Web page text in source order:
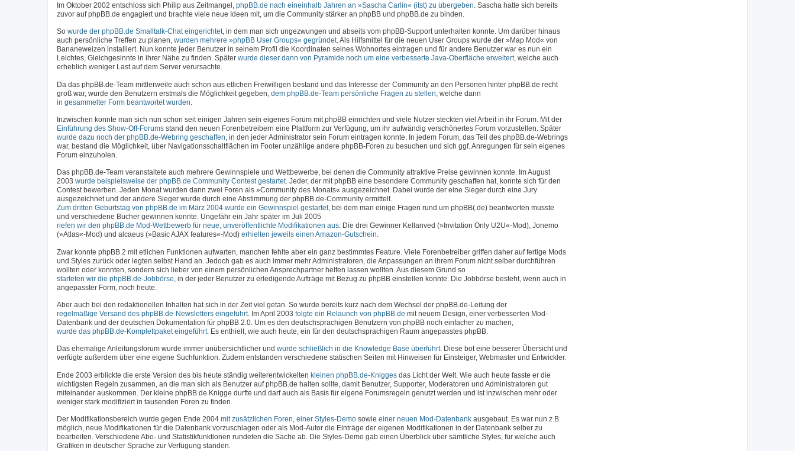
Im Oktober 2002 entschloss sich Philip aus Zeitmangel, phpBB.de nach eineinhalb Jahren an »Sascha Carlin« (itst) zu übergeben . Sascha hatte sich bereits
zuvor auf phpBB.de engagiert und brachte viele neue Ideen mit, um die Community stärker an phpBB und phpBB.de zu binden.
So wurde der phpBB.de Smalltalk-Chat eingerichtet, in dem man sich ungezwungen und abseits vom phpBB-Support unterhalten konnte. Um darüber hinaus
auch persönliche Treffen zu planen, wurden mehrere »phpBB User Groups« gegründet. Als Hilfsmittel für die neuen User Groups wurde der »Map Mod« von
Bananeweizen installiert. Nun konnte jeder Benutzer in seinem Profil die Koordinaten seines Wohnortes eintragen und für andere Benutzer war es nun ein
Leichtes, Gleichgesinnte in ihrer Nähe zu finden. Später wurde dieser dann von Pyramide noch um eine verbesserte Java-Oberfläche erweitert, welche auch
erheblich weniger Last auf dem Server verursachte.
Da das phpBB.de-Team mittlerweile auch schon aus etlichen Freiwilligen bestand und das Interesse der Community an den Personen hinter phpBB.de recht
groß war, wurde den Benutzern erstmals die Möglichkeit gegeben, dem phpBB.de-Team persönliche Fragen zu stellen , welche dann
in gesammelter Form beantwortet wurden
Inzwischen konnte man sich nun schon seit einigen Jahren sein eigenes Forum mit phpBB einrichten und viele Nutzer steckten viel Arbeit in ihr Forum. Mit der
Einführung des Show-Off-Forums stand den neuen Forenbetreibern eine Plattform zur Verfügung, um ihr aufwändig verschönertes Forum vorzustellen. Später
wurde dazu noch der phpBB.de-Webring geschaffen, in den jeder Administrator sein Forum eintragen konnte. In jedem Forum, das Teil des phpBB.de-Webrings
war, bestand die Möglichkeit, über Navigationsschaltflächen im Footer unzählige andere phpBB-Foren zu besuchen und sich ggf. Anregungen für sein eigenes
Forum einzuholen.
Das phpBB.de-Team veranstaltete auch mehrere Gewinnspiele und Wettbewerbe, bei denen die Community attraktive Preise gewinnen konnte. Im August
2003 wurde beispielsweise der phpBB.de Community Contest gestartet. Jeder, der mit phpBB eine besondere Community geschaffen hat, konnte sich für den
Contest bewerben. Jeden Monat wurden dann zwei Foren als »Community des Monats« ausgezeichnet. Dabei wurde der eine Sieger durch eine Jury
ausgezeichnet und der andere Sieger wurde durch eine Abstimmung der phpBB.de-Community ermittelt.
Zum dritten Geburtstag von phpBB.de im März 2004 wurde ein Gewinnspiel gestartet, bei dem man einige Fragen rund um phpBB(.de) beantworten musste
und verschiedene Bücher gewinnen konnte. Ungefähr ein Jahr später im Juli 2005
riefen wir den phpBB.de Mod-Wettbewerb für neue, unveröffentlichte Modifikationen aus. Die drei Gewinner Kellanved (»Invitation Only U2U«-Mod), Jonemo
(»Atlas«-Mod) und alcaeus (»Basic AJAX features«-Mod) erhielten jeweils einen Amazon-Gutschein.
Zwar konnte phpBB 2 mit etlichen Funktionen aufwarten, manchen fehlte aber ein ganz bestimmtes Feature. Viele Forenbetreiber griffen daher auf fertige Mods
und Styles zurück oder legten selbst Hand an. Jedoch gab es auch immer mehr Administratoren, die Anpassungen an ihrem Forum nicht selber durchführen
wollten oder konnten, sondern sich lieber von einem persönlichen Ansprechpartner helfen lassen wollten. Aus diesem Grund so
starteten wir die phpBB.de-Jobbörse , in der jeder Benutzer zu erledigende Aufträge mit Bezug zu phpBB einstellen konnte. Die Jobbörse besteht, wenn auch in
angepasster Form, noch heute.
Aber auch bei den redaktionellen Inhalten hat sich in der Zeit viel getan. So wurde bereits kurz nach dem Wechsel der phpBB.de-Leitung der
regelmäßige Versand des phpBB.de-Newsletters eingeführt. Im April 2003 folgte ein Relaunch von phpBB.de mit neuem Design, einer verbesserten Mod-
Datenbank und der deutschen Dokumentation für phpBB 2.0. Um es den deutschsprachigen Benutzern von phpBB noch einfacher zu machen,
wurde das phpBB.de-Komplettpaket eingeführt. Es enthielt, wie auch heute, ein für den deutschsprachigen Raum angepasstes phpBB.
Das ehemalige Anleitungsforum wurde immer unübersichtlicher und wurde schließlich in die Knowledge Base überführt. Diese bot eine besserer Übersicht und
verfügte außerdem über eine eigene Suchfunktion. Zudem entstanden verschiedene statischen Seiten mit Hinweisen für Einsteiger, Webmaster und Entwickler.
Ende 2003 erblickte die erste Version des bis heute ständig weiterentwickelten kleinen phpBB.de-Knigges das Licht der Welt. Wie auch heute fasste er die
wichtigsten Regeln zusammen, an die man sich als Benutzer auf phpBB.de halten sollte, damit Benutzer, Supporter, Moderatoren und Administratoren gut
miteinander auskommen. Der kleine phpBB.de Knigge durfte und darf auch als Basis für eigene Forumsregeln genutzt werden und ist inzwischen mehr oder
weniger stark modifiziert in tausenden Foren zu finden.
Der Modifikationsbereich wurde gegen Ende 2004 mit zusätzlichen Foren, einer Styles-Demo sowie einer neuen Mod-Datenbank ausgebaut. Es war nun z.B.
möglich, neue Modifikationen für die Datenbank vorzuschlagen oder als Mod-Autor die Einträge der eigenen Modifikationen in der Datenbank selber zu
bearbeiten. Verschiedene Abo- und Statistikfunktionen rundeten die Sache ab. Die Styles-Demo gab einen Überblick über sämtliche Styles, für welche auch
Grafiken in deutscher Sprache zur Verfügung standen.